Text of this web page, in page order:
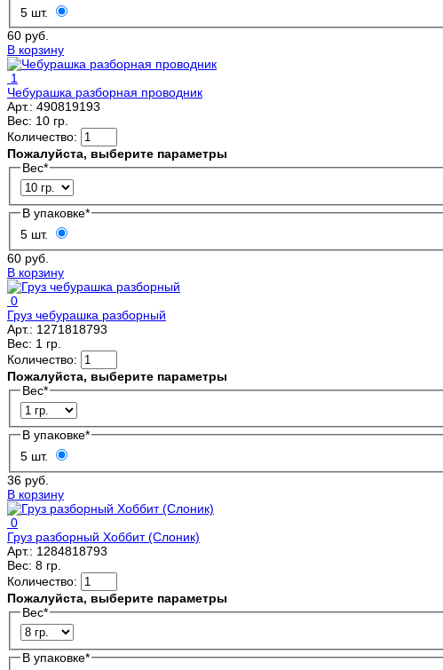
5 шт.
60 руб.
В корзину
1
Чебурашка разборная проводник
Арт.: 490819193
Вес: 10 гр.
Количество:
Пожалуйста, выберите параметры
Вес*
В упаковке*
5 шт.
60 руб.
В корзину
0
Груз чебурашка разборный
Арт.: 1271818793
Вес: 1 гр.
Количество:
Пожалуйста, выберите параметры
Вес*
В упаковке*
5 шт.
36 руб.
В корзину
0
Груз разборный Хоббит (Слоник)
Арт.: 1284818793
Вес: 8 гр.
Количество:
Пожалуйста, выберите параметры
Вес*
В упаковке*